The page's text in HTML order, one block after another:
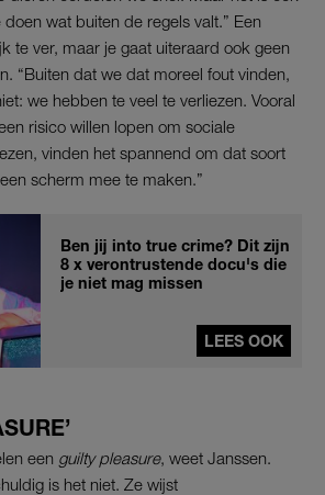
wat buiten de regels valt.” Een
te ver, maar je gaat uiteraard ook geen
“Buiten dat we dat moreel fout vinden,
we hebben te veel te verliezen. Vooral
risico willen lopen om sociale
vinden het spannend om dat soort
scherm mee te maken.”
Ben jij into true crime? Dit zijn
8 x verontrustende docu's die
je niet mag missen
LEES OOK
een guiltypleasure, weet Janssen.
is het niet. Ze wijst